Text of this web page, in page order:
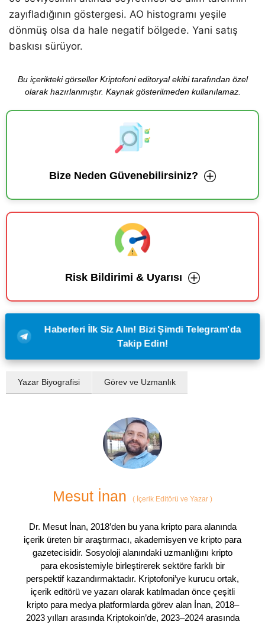
zayıfladığının göstergesi. AO histogramı yeşile
dönmüş olsa da hale negatif bölgede. Yani satış
baskısı sürüyor.
Bu içerikteki görseller Kriptofoni editoryal ekibi tarafından özel
olarak hazırlanmıştır. Kaynak gösterilmeden kullanılamaz.
Bize Neden Güvenebilirsiniz?
Risk Bildirimi & Uyarısı
Haberleri İlk Siz Alın! Bizi Şimdi Telegram'da
Takip Edin!
Yazar Biyografisi Görev ve Uzmanlık
Mesut İnan ( İçerik Editörü ve Yazar )
Dr. Mesut İnan, 2018’den bu yana kripto para alanında
içerik üreten bir araştırmacı, akademisyen ve kripto para
gazetecisidir. Sosyoloji alanındaki uzmanlığını kripto
para ekosistemiyle birleştirerek sektöre farklı bir
perspektif kazandırmaktadır. Kriptofoni’ye kurucu ortak,
içerik editörü ve yazarı olarak katılmadan önce çeşitli
kripto para medya platformlarda görev alan İnan, 2018–
2023 yılları arasında Kriptokoin’de, 2023–2024 arasında